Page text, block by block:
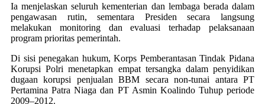
Ia menjelaskan seluruh kementerian dan lembaga berada dalam
pengawasan rutin, sementara Presiden secara langsung
melakukan monitoring dan evaluasi terhadap pelaksanaan
program prioritas pemerintah.
Di sisi penegakan hukum, Korps Pemberantasan Tindak Pidana
Korupsi Polri menetapkan empat tersangka dalam penyidikan
dugaan korupsi penjualan BBM secara non-tunai antara PT
Pertamina Patra Niaga dan PT Asmin Koalindo Tuhup periode
2009–2012.